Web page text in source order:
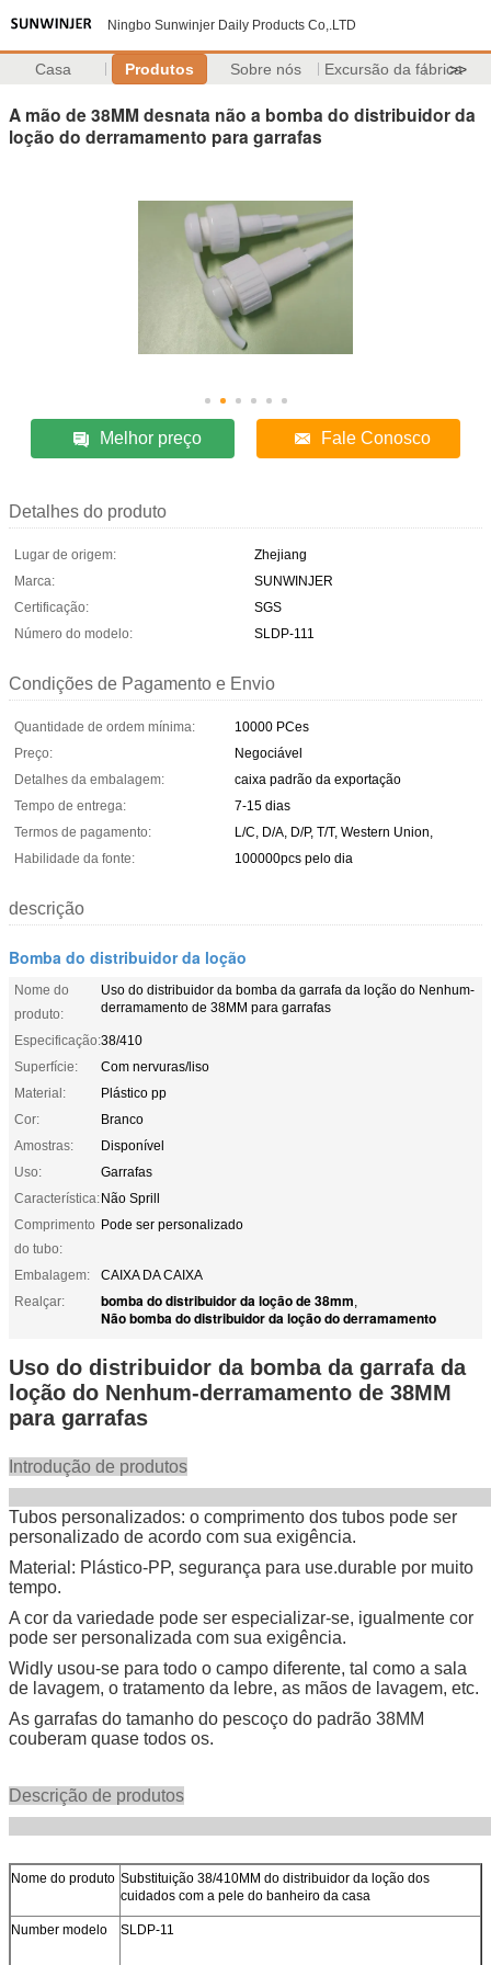
Ningbo Sunwinjer Daily Products Co,.LTD
Casa Produtos Sobre nós Excursão da fábrica
>>
A mão de 38MM desnata não a bomba do distribuidor da
loção do derramamento para garrafas
Melhor preço Fale Conosco
Detalhes do produto
Lugar de origem:
Zhejiang
Marca:
SUNWINJER
Certificação:
SGS
Número do modelo:
SLDP-111
Condições de Pagamento e Envio
Quantidade de ordem mínima:
10000 PCes
Preço:
Negociável
Detalhes da embalagem:
caixa padrão da exportação
Tempo de entrega:
7-15 dias
Termos de pagamento:
L/C, D/A, D/P, T/T, Western Union,
Habilidade da fonte:
100000pcs pelo dia
descrição
Bomba do distribuidor da loção
Nome do
produto:
Uso do distribuidor da bomba da garrafa da loção do Nenhum-
derramamento de 38MM para garrafas
Especificação:38/410
Superfície:
Com nervuras/liso
Material:
Plástico pp
Cor:
Branco
Amostras:
Disponível
Uso:
Garrafas
Característica:Não Sprill
Comprimento
do tubo:
Pode ser personalizado
Embalagem:
CAIXA DA CAIXA
Realçar:
bomba do distribuidor da loção de 38mm,
Não bomba do distribuidor da loção do derramamento
Uso do distribuidor da bomba da garrafa da
loção do Nenhum-derramamento de 38MM
para garrafas
Introdução de produtos
Tubos personalizados: o comprimento dos tubos pode ser
personalizado de acordo com sua exigência.
Material: Plástico-PP, segurança para use.durable por muito
tempo.
A cor da variedade pode ser especializar-se, igualmente cor
pode ser personalizada com sua exigência.
Widly usou-se para todo o campo diferente, tal como a sala
de lavagem, o tratamento da lebre, as mãos de lavagem, etc.
As garrafas do tamanho do pescoço do padrão 38MM
couberam quase todos os.
Descrição de produtos
Nome do produto Substituição 38/410MM do distribuidor da loção dos
cuidados com a pele do banheiro da casa
Number modelo SLDP-11